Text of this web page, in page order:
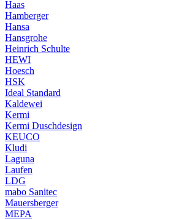
Haas
Hamberger
Hansa
Hansgrohe
Heinrich Schulte
HEWI
Hoesch
HSK
Ideal Standard
Kaldewei
Kermi
Kermi Duschdesign
KEUCO
Kludi
Laguna
Laufen
LDG
mabo Sanitec
Mauersberger
MEPA